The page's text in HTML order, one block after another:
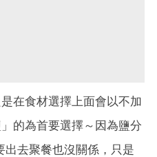
在食材選擇上面會以不加
的為首要選擇～因為鹽分
去聚餐也沒關係，只是